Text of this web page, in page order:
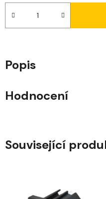
Popis
Hodnocení
Související